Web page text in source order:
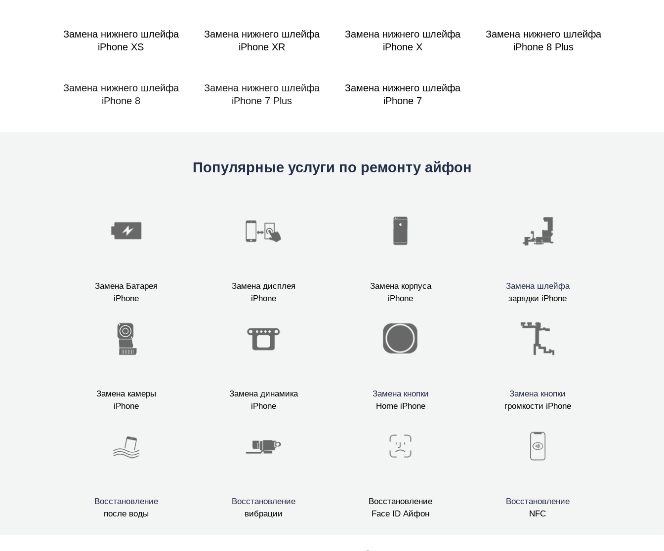
Замена нижнего шлейфа
iPhone XS
Замена нижнего шлейфа
iPhone XR
Замена нижнего шлейфа
iPhone X
Замена нижнего шлейфа
iPhone 8 Plus
Замена нижнего шлейфа
iPhone 8
Замена нижнего шлейфа
iPhone 7 Plus
Замена нижнего шлейфа
iPhone 7
Популярные услуги по ремонту айфон
Замена Батарея
iPhone
Замена дисплея
iPhone
Замена корпуса
iPhone
Замена шлейфа
зарядки iPhone
Замена камеры
iPhone
Замена динамика
iPhone
Замена кнопки
Home iPhone
Замена кнопки
громкости iPhone
Восстановление
после воды
Восстановление
вибрации
Восстановление
Face ID Айфон
Восстановление
NFC